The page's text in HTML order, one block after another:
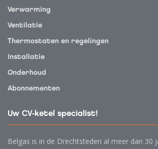
Verwarming
Ventilatie
Thermostaten en regelingen
Installatie
Onderhoud
Abonnementen
Uw CV-ketel specialist!
Belgas is in de Drechtsteden al meer dan 30